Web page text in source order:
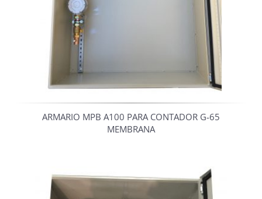
ARMARIO MPB A100 PARA CONTADOR G-65
MEMBRANA